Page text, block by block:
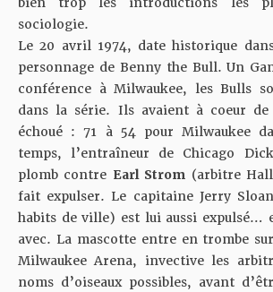
sociologie.
Le 20 avril 1974, date historique
personnage de Benny the Bull. Un
conférence à Milwaukee, les Bulls
dans la série. Ils avaient à coeur
échoué : 71 à 54 pour Milwaukee
temps, l’entraîneur de Chicago
plomb contre Earl Strom (arbitre
fait expulser. Le capitaine Jerry
habits de ville) est lui aussi expulsé…
avec. La mascotte entre en trombe
Milwaukee Arena, invective les
noms d’oiseaux possibles, avant